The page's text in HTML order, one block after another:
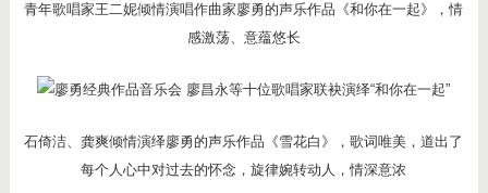
青年歌唱家王二妮倾情演唱作曲家廖勇的声乐作品《和你在一起》，情
感激荡、意蕴悠长
石倚洁、龚爽倾情演绎廖勇的声乐作品《雪花白》，歌词唯美，道出了
每个人心中对过去的怀念，旋律婉转动人，情深意浓